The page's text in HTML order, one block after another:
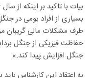
بسیاری از افراد بومی در
طرف مشکلات مالی گریبان
حفاظت فیزیکی از جنگل
جنگل افزایش پیدا کند.»
به اعتقاد این کارشناس